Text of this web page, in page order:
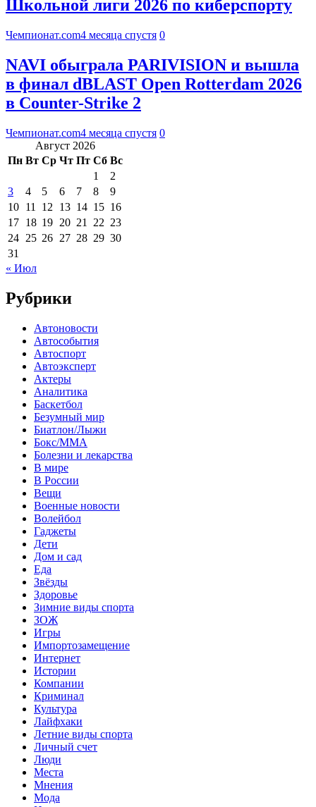
Школьной лиги 2026 по киберспорту
Чемпионат.com4 месяца спустя 0
NAVI обыграла PARIVISION и вышла
в финал dBLAST Open Rotterdam 2026
в Counter-Strike 2
Чемпионат.com4 месяца спустя 0
Август 2026
Пн Вт Ср Чт Пт Сб Вс
1
2
3
4 5 6 7 8
9
10 11 12 13 14 15 16
17 18 19 20 21 22 23
24 25 26 27 28 29 30
31
« Июл
Рубрики
Автоновости
Автособытия
Автоспорт
Автоэксперт
Актеры
Аналитика
Баскетбол
Безумный мир
Биатлон/Лыжи
Бокс/MMA
Болезни и лекарства
В мире
В России
Вещи
Военные новости
Волейбол
Гаджеты
Дети
Дом и сад
Еда
Звёзды
Здоровье
Зимние виды спорта
ЗОЖ
Игры
Импортозамещение
Интернет
Истории
Компании
Криминал
Культура
Лайфхаки
Летние виды спорта
Личный счет
Люди
Места
Мнения
Мода